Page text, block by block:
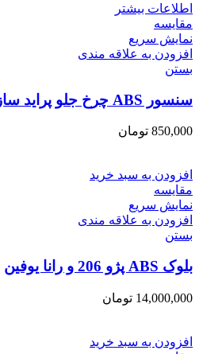
اطلاعات بیشتر
مقایسه
نمایش سریع
افزودن به علاقه مندی
بستن
سنسور ABS چرخ جلو پراید سازه پویش
850,000 تومان
افزودن به سبد خرید
مقایسه
نمایش سریع
افزودن به علاقه مندی
بستن
بلوک ABS پژو 206 و رانا یوفین
14,000,000 تومان
افزودن به سبد خرید